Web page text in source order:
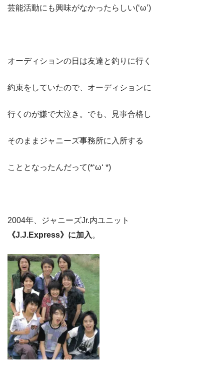
芸能活動にも興味がなかったらしい(‘ω’)
オーディションの日は友達と釣りに行く
約束をしていたので、オーディションに
行くのが嫌で大泣き。でも、見事合格し
そのままジャニーズ事務所に入所する
こととなったんだって(*‘ω‘ *)
2004年、ジャニーズJr.内ユニット
《J.J.Express》に加入 。